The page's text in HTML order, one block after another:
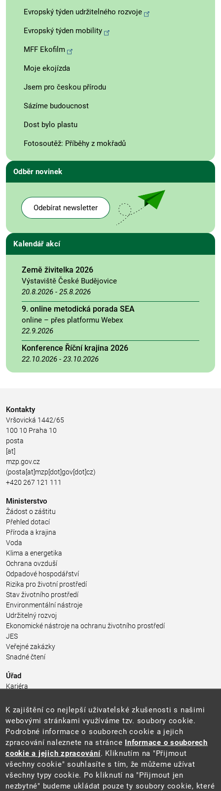
Evropský týden udržitelného rozvoje
Evropský týden mobility
MFF Ekofilm
Moje ekojízda
Jsem pro českou přírodu
Sázíme budoucnost
Dost bylo plastu
Fotosoutěž: Příběhy z mokřadů
Odběr novinek
Odebírat newsletter
Kalendář akcí
Země živitelka 2026
Výstaviště České Budějovice
20.8.2026 - 25.8.2026
9. online metodická porada SEA
online – přes platformu Webex
22.9.2026
Konference Říční krajina 2026
22.10.2026 - 23.10.2026
Kontakty
Vršovická 1442/65
100 10 Praha 10
posta
[at]
mzp.gov.cz
(posta[at]mzp[dot]gov[dot]cz)
+420 267 121 111
Ministerstvo
Žádost o záštitu
Přehled dotací
Příroda a krajina
Voda
Klima a energetika
Ochrana ovzduší
Odpadové hospodářství
Rizika pro životní prostředí
Stav životního prostředí
Environmentální nástroje
Udržitelný rozvoj
Ekonomické nástroje na ochranu životního prostředí
JES
Veřejné zakázky
Snadné čtení
Úřad
Kariéra
Pro média a veřejnost
Povinně zveřejňované informace
Kontakty
Přistupnost budovy úřadu MŽP
(PDF, 204 kB)
Web
Aktuality
Ochrana osobních údajů
Prohlášení o přístupnosti
K zajištění co nejlepší uživatelské zkušenosti s našimi
webovými stránkami využíváme tzv. soubory cookie.
Podrobné informace o souborech cookie a jejich
zpracování naleznete na stránce Informace o souborech
cookie a jejich zpracování. Kliknutím na "Přijmout
všechny cookie" souhlasíte s tím, že můžeme užívat
všechny typy cookie. Po kliknutí na "Přijmout jen
nezbytné" budeme ukládat pouze ty soubory cookie, které